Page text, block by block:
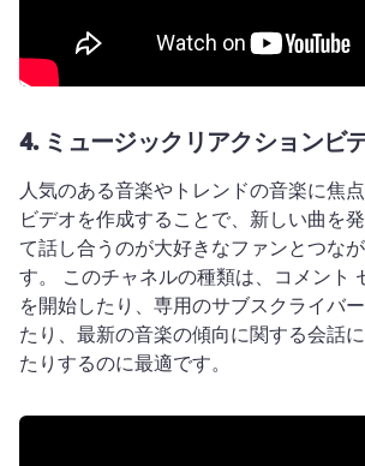
4. ミュージックリアクションビ
人気のある音楽やトレンドの音楽に焦
ビデオを作成することで、新しい曲を
て話し合うのが大好きなファンとつな
す。 このチャネルの種類は、コメント
を開始したり、専用のサブスクライバ
たり、最新の音楽の傾向に関する会話
たりするのに最適です。